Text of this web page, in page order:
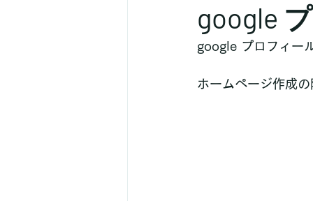
google
google プロフィー
ホームページ作成